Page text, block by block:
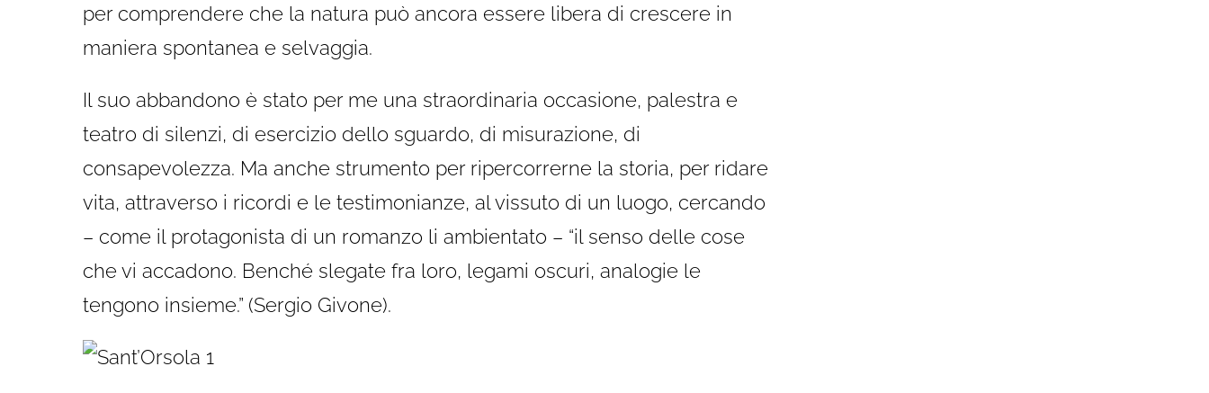
per comprendere che la natura può ancora essere libera di crescere in
maniera spontanea e selvaggia.
Il suo abbandono è stato per me una straordinaria occasione, palestra e
teatro di silenzi, di esercizio dello sguardo, di misurazione, di
consapevolezza. Ma anche strumento per ripercorrerne la storia, per ridare
vita, attraverso i ricordi e le testimonianze, al vissuto di un luogo, cercando
– come il protagonista di un romanzo li ambientato – “il senso delle cose
che vi accadono. Benché slegate fra loro, legami oscuri, analogie le
tengono insieme.” (Sergio Givone).